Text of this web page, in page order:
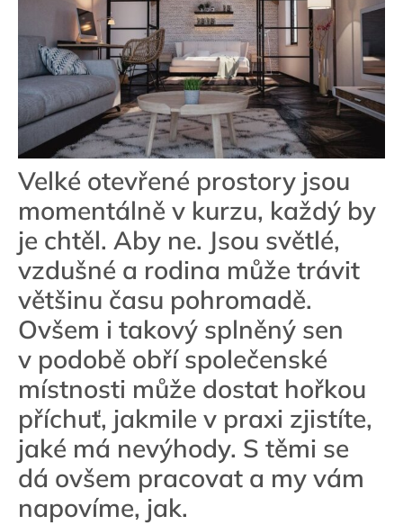
Velké otevřené prostory jsou
momentálně v kurzu, každý by
je chtěl. Aby ne. Jsou světlé,
vzdušné a rodina může trávit
většinu času pohromadě.
Ovšem i takový splněný sen
v podobě obří společenské
místnosti může dostat hořkou
příchuť, jakmile v praxi zjistíte,
jaké má nevýhody. S těmi se
dá ovšem pracovat a my vám
napovíme, jak.